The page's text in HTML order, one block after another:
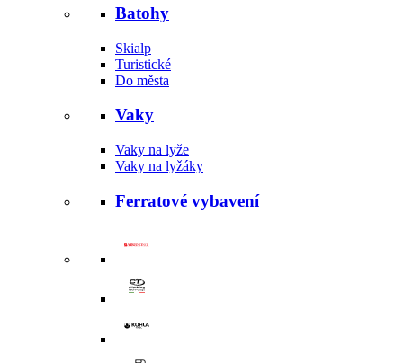
Batohy
Skialp
Turistické
Do města
Vaky
Vaky na lyže
Vaky na lyžáky
Ferratové vybavení